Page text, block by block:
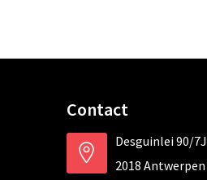
Contact
Desguinlei 90/7J
2018 Antwerpen